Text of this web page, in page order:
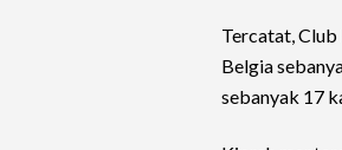
Tercatat,
Belgia
sebanyak 17